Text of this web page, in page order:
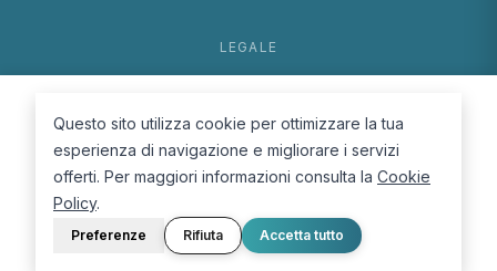
LEGALE
Cookie Policy
Questo sito utilizza cookie per ottimizzare la tua
esperienza di navigazione e migliorare i servizi
offerti. Per maggiori informazioni consulta la Cookie
Policy.
Preferenze Rifiuta Accetta tutto